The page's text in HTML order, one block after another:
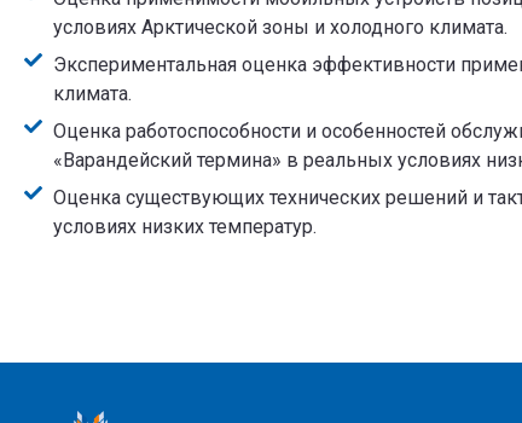
условиях Арктической зоны и холодного климата.
Экспериментальная оценка эффективности
климата.
Оценка работоспособности и особенностей
«Варандейский термина» в реальных условиях
Оценка существующих технических решений и
условиях низких температур.